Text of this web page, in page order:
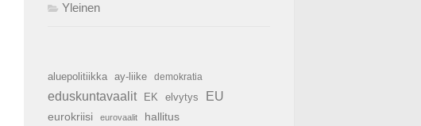
Yleinen
aluepolitiikka ay-liike demokratia
eduskuntavaalit EK elvytys EU
eurokriisi eurovaalit hallitus